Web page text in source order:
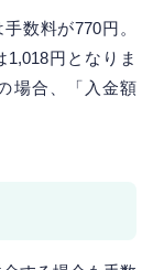
数料が770円。
円となりま
場合、「入金額